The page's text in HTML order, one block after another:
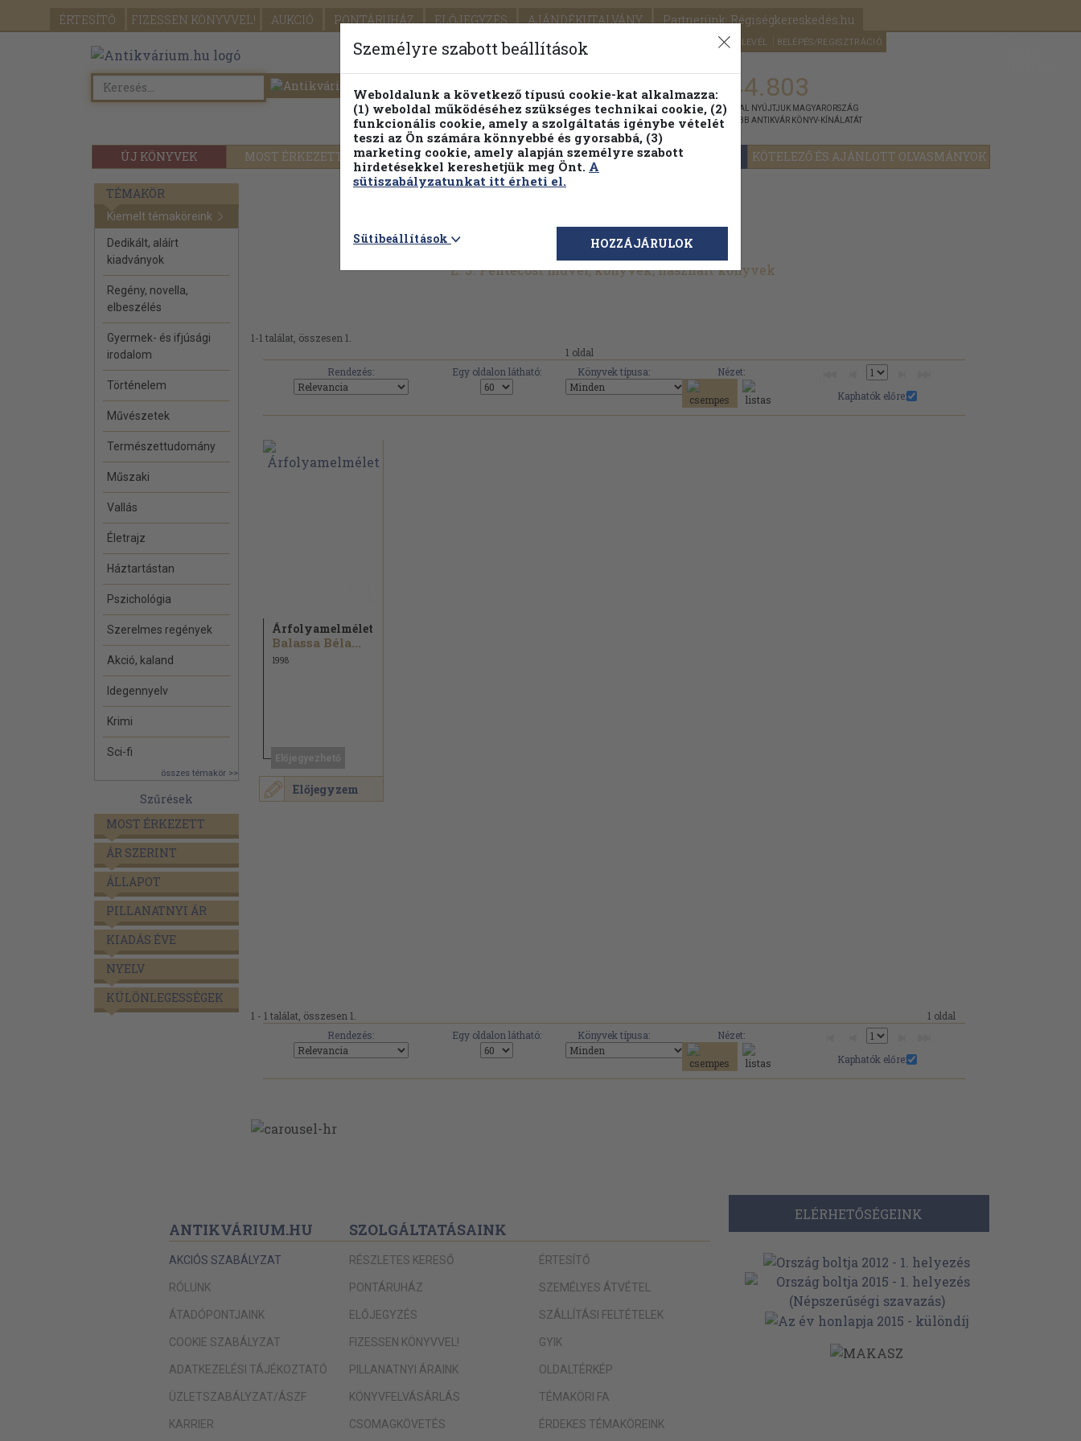
ÉRTESÍTŐ FIZESSEN KÖNYVVEL! AUKCIÓ PONTÁRUHÁZ ELŐJEGYZÉS AJÁNDÉKUTALVÁNY Partnerünk: Régiségkereskedés.hu
SEGÍTSÉG HÍRLEVÉL BELÉPÉS/REGISZTRÁCIÓ
ÚJ KÖNYVEK MOST ÉRKEZETT PILLANATNYI ÁRAINK FENNTARTHATÓ OLVASMÁNYOK KÖTELEZŐ ÉS AJÁNLOTT OLVASMÁNYOK
Részletes kereső Témaköri fa 1.144.803
KIADVÁNNYAL NYÚJTJUK MAGYARORSZÁG
LEGNAGYOBB ANTIKVÁR KÖNYV-KÍNÁLATÁT
TÉMAKÖR
Kiemelt témaköreink
Dedikált, aláírt
kiadványok
Regény, novella,
elbeszélés
Gyermek- és ifjúsági
irodalom
Történelem
Művészetek
Természettudomány
Műszaki
Vallás
Életrajz
Háztartástan
Pszichológia
Szerelmes regények
Akció, kaland
Idegennyelv
Krimi
Sci-fi
összes témakör >>
Szűrések
MOST ÉRKEZETT
ÁR SZERINT
ÁLLAPOT
PILLANATNYI ÁR
KIADÁS ÉVE
NYELV
KÜLÖNLEGESSÉGEK
E. J. Pentecost művei, könyvek, használt könyvek
1-1 találat, összesen 1.
1 oldal
Rendezés:
Egy oldalon látható: Könyvek típusa:
Nézet:
Kaphatók előre:
Előjegyzem
Árfolyamelmélet
Balassa Béla...
1998
1 - 1 találat, összesen 1.
1 oldal
Rendezés:
Egy oldalon látható: Könyvek típusa:
Nézet:
Kaphatók előre:
ANTIKVÁRIUM.HU
AKCIÓS SZABÁLYZAT
RÓLUNK
ÁTADÓPONTJAINK
COOKIE SZABÁLYZAT
ADATKEZELÉSI TÁJÉKOZTATÓ
ÜZLETSZABÁLYZAT/ÁSZF
KARRIER
SZOLGÁLTATÁSAINK
RÉSZLETES KERESŐ
PONTÁRUHÁZ
ELŐJEGYZÉS
FIZESSEN KÖNYVVEL!
PILLANATNYI ÁRAINK
KÖNYVFELVÁSÁRLÁS
CSOMAGKÖVETÉS
ÉRTESÍTŐ
SZEMÉLYES ÁTVÉTEL
SZÁLLÍTÁSI FELTÉTELEK
GYIK
OLDALTÉRKÉP
TÉMAKÖRI FA
ÉRDEKES TÉMAKÖREINK
ELÉRHETŐSÉGEINK
Személyre szabott beállítások
Weboldalunk a következő típusú cookie-kat alkalmazza:
(1) weboldal működéséhez szükséges technikai cookie, (2)
funkcionális cookie, amely a szolgáltatás igénybe vételét
teszi az Ön számára könnyebbé és gyorsabbá, (3)
marketing cookie, amely alapján személyre szabott
hirdetésekkel kereshetjük meg Önt. A
sütiszabályzatunkat itt érheti el.
Sütibeállítások HOZZÁJÁRULOK